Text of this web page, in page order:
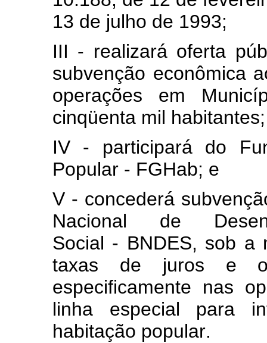
13 de julho de 1993;
III - realizará oferta
subvenção econômica
operações em
cinqüenta mil
IV - participará do
Popular - FGHab; e
V - concederá
Nacional de
Social - BNDES, sob a
taxas de juros e
especificamente nas
linha especial para
habitação popular.